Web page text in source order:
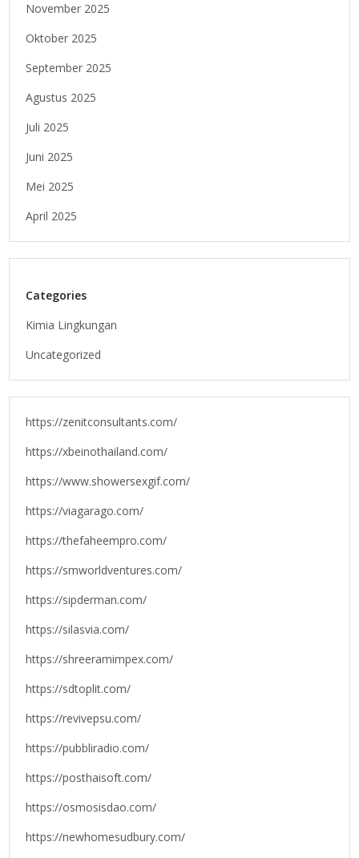
November 2025
Oktober 2025
September 2025
Agustus 2025
Juli 2025
Juni 2025
Mei 2025
April 2025
Categories
Kimia Lingkungan
Uncategorized
https://zenitconsultants.com/
https://xbeinothailand.com/
https://www.showersexgif.com/
https://viagarago.com/
https://thefaheempro.com/
https://smworldventures.com/
https://sipderman.com/
https://silasvia.com/
https://shreeramimpex.com/
https://sdtoplit.com/
https://revivepsu.com/
https://pubbliradio.com/
https://posthaisoft.com/
https://osmosisdao.com/
https://newhomesudbury.com/